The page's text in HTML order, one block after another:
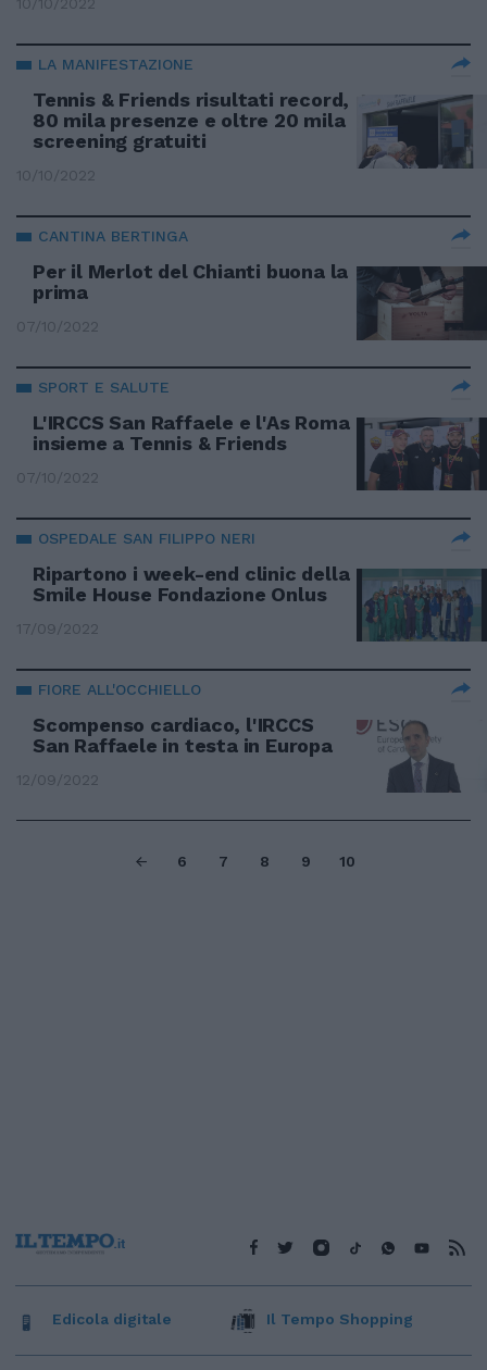
LA MANIFESTAZIONE
Tennis & Friends risultati record,
80 mila presenze e oltre 20 mila
screening gratuiti
10/10/2022
CANTINA BERTINGA
Per il Merlot del Chianti buona la
prima
07/10/2022
SPORT E SALUTE
L'IRCCS San Raffaele e l'As Roma
insieme a Tennis & Friends
07/10/2022
OSPEDALE SAN FILIPPO NERI
Ripartono i week-end clinic della
Smile House Fondazione Onlus
17/09/2022
FIORE ALL'OCCHIELLO
Scompenso cardiaco, l'IRCCS
San Raffaele in testa in Europa
12/09/2022
6 7 8 9 10
Edicola digitale Il Tempo Shopping